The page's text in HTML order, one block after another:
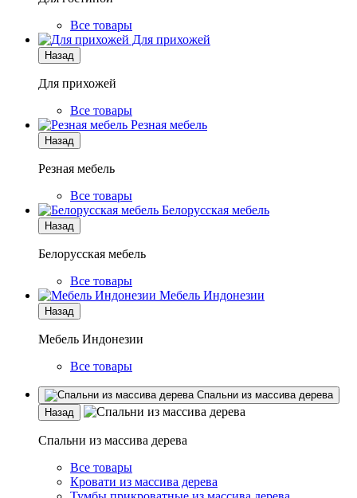
Все товары
Для прихожей
Назад
Для прихожей
Все товары
Резная мебель
Назад
Резная мебель
Все товары
Белорусская мебель
Назад
Белорусская мебель
Все товары
Мебель Индонезии
Назад
Мебель Индонезии
Все товары
Спальни из массива дерева
Назад
Спальни из массива дерева
Все товары
Кровати из массива дерева